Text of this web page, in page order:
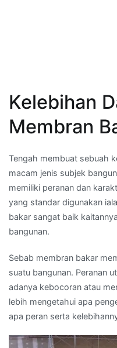
Kelebihan
Membran
Tengah membuat sebuah
macam jenis subjek
memiliki peranan dan
yang standar digunakan
bakar sangat baik
bangunan.
Sebab membran bakar
suatu bangunan. Peranan
adanya kebocoran atau
lebih mengetahui apa
apa peran serta